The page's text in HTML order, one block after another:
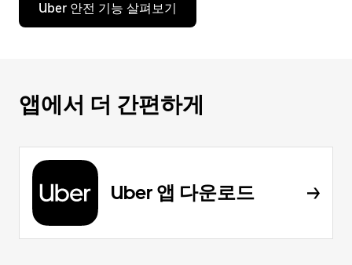
Uber 안전 기능 살펴보기
앱에서 더 간편하게
Uber 앱 다운로드